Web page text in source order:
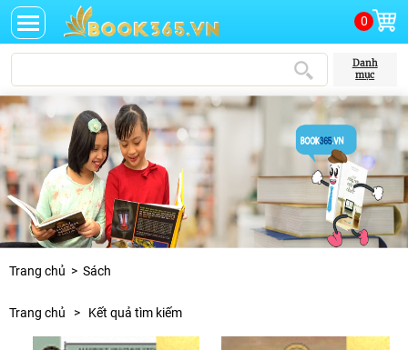
0
Danh
mục
Trang chủ > Sách
Trang chủ > Kết quả tìm kiếm